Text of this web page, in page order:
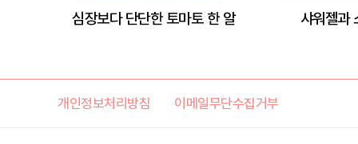
심장보다 단단한 토마토 한 알 샤워젤과
개인정보처리방침 이메일무단수집거부